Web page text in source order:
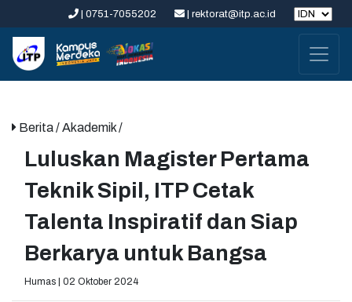
| 0751-7055202 | rektorat@itp.ac.id
Berita/ Akademik /
Luluskan Magister Pertama
Teknik Sipil, ITP Cetak
Talenta Inspiratif dan Siap
Berkarya untuk Bangsa
Humas | 02 Oktober 2024